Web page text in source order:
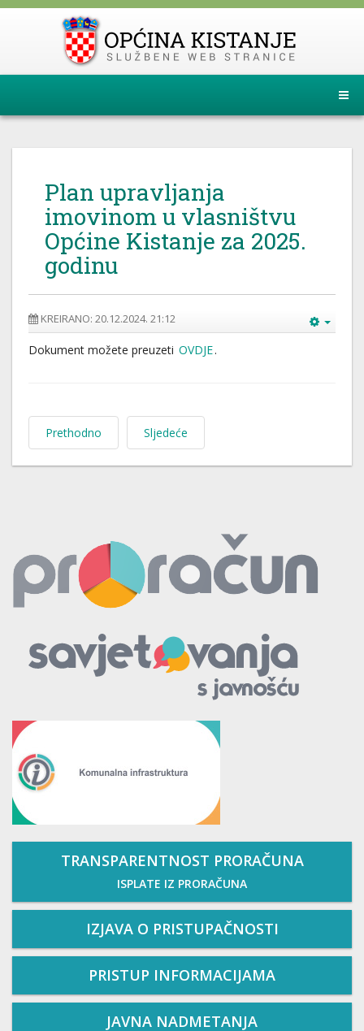
Plan upravljanja
imovinom u vlasništvu
Općine Kistanje za 2025.
godinu
KREIRANO: 20.12.2024. 21:12
Dokument možete preuzeti OVDJE.
Prethodno Sljedeće
TRANSPARENTNOST PRORAČUNA
ISPLATE IZ PRORAČUNA
IZJAVA O PRISTUPAČNOSTI
PRISTUP INFORMACIJAMA
JAVNA NADMETANJA